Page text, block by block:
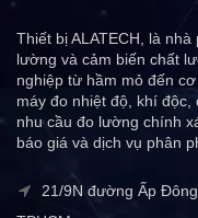
Thiết bị ALATECH, là
lường và cảm biến chất
nghiệp từ hầm mỏ đến
máy đo nhiệt độ, khí độc,
nhu cầu đo lường chính
báo giá và dịch vụ phân
21/9N đường Ấp